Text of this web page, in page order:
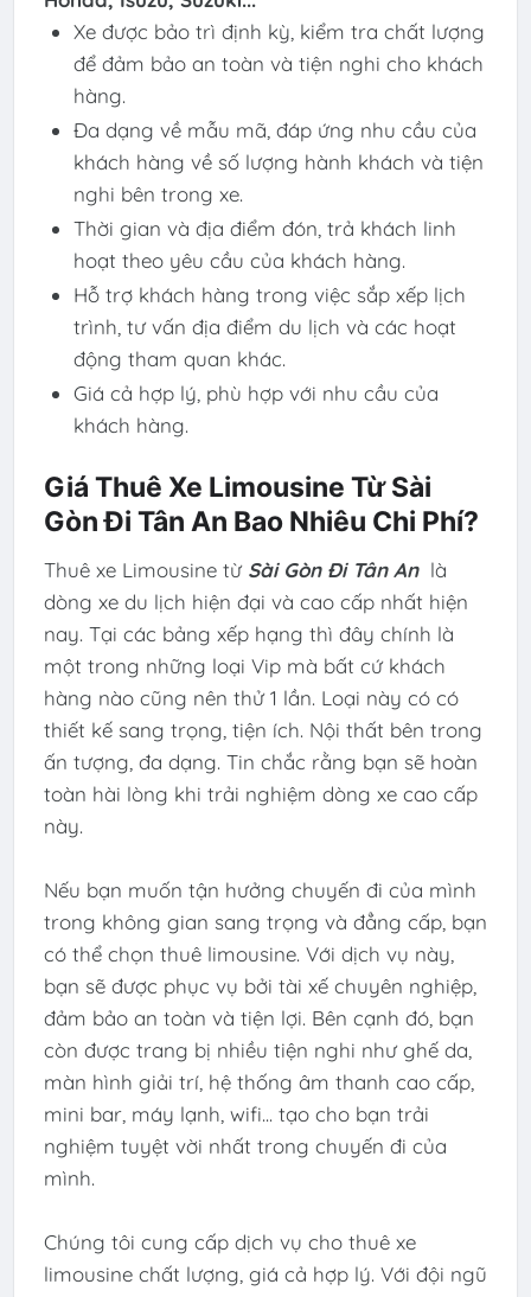
Xe được bảo trì định kỳ, kiểm tra chất lượng
để đảm bảo an toàn và tiện nghi cho khách
hàng.
Đa dạng về mẫu mã, đáp ứng nhu cầu của
khách hàng về số lượng hành khách và tiện
nghi bên trong xe.
Thời gian và địa điểm đón, trả khách linh
hoạt theo yêu cầu của khách hàng.
Hỗ trợ khách hàng trong việc sắp xếp lịch
trình, tư vấn địa điểm du lịch và các hoạt
động tham quan khác.
Giá cả hợp lý, phù hợp với nhu cầu của
khách hàng.
Giá Thuê Xe Limousine Từ Sài
Gòn Đi Tân An Bao Nhiêu Chi Phí?
Thuê xe Limousine từ Sài Gòn Đi Tân An là
dòng xe du lịch hiện đại và cao cấp nhất hiện
nay. Tại các bảng xếp hạng thì đây chính là
một trong những loại Vip mà bất cứ khách
hàng nào cũng nên thử 1 lần. Loại này có có
thiết kế sang trọng, tiện ích. Nội thất bên trong
ấn tượng, đa dạng. Tin chắc rằng bạn sẽ hoàn
toàn hài lòng khi trải nghiệm dòng xe cao cấp
này.
Nếu bạn muốn tận hưởng chuyến đi của mình
trong không gian sang trọng và đẳng cấp, bạn
có thể chọn thuê limousine. Với dịch vụ này,
bạn sẽ được phục vụ bởi tài xế chuyên nghiệp,
đảm bảo an toàn và tiện lợi. Bên cạnh đó, bạn
còn được trang bị nhiều tiện nghi như ghế da,
màn hình giải trí, hệ thống âm thanh cao cấp,
mini bar, máy lạnh, wifi... tạo cho bạn trải
nghiệm tuyệt vời nhất trong chuyến đi của
mình.
Chúng tôi cung cấp dịch vụ cho thuê xe
limousine chất lượng, giá cả hợp lý. Với đội ngũ